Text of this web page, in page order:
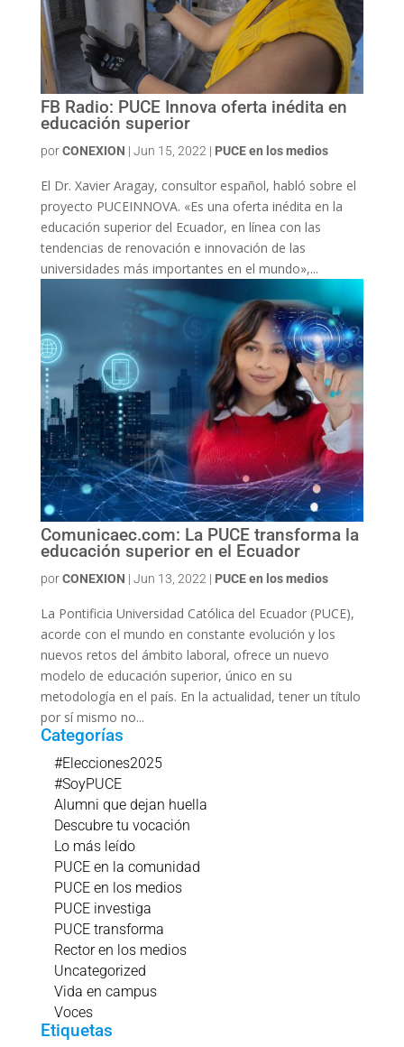
FB Radio: PUCE Innova oferta inédita en
educación superior
porCONEXION | Jun 15, 2022 | PUCE en los medios
El Dr. Xavier Aragay, consultor español, habló sobre el
proyecto PUCEINNOVA. «Es una oferta inédita en la
educación superior del Ecuador, en línea con las
tendencias de renovación e innovación de las
universidades más importantes en el mundo»,...
Comunicaec.com: La PUCE transforma la
educación superior en el Ecuador
porCONEXION | Jun 13, 2022 | PUCE en los medios
La Pontificia Universidad Católica del Ecuador (PUCE),
acorde con el mundo en constante evolución y los
nuevos retos del ámbito laboral, ofrece un nuevo
modelo de educación superior, único en su
metodología en el país. En la actualidad, tener un título
por sí mismo no...
Categorías
#Elecciones2025
#SoyPUCE
Alumni que dejan huella
Descubre tu vocación
Lo más leído
PUCE en la comunidad
PUCE en los medios
PUCE investiga
PUCE transforma
Rector en los medios
Uncategorized
Vida en campus
Voces
Etiquetas